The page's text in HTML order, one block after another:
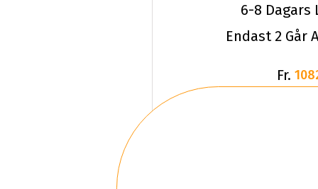
6-8 Dagars
Endast 2 Går
Fr.